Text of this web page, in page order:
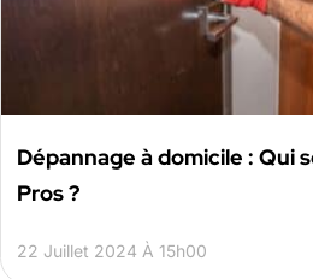
Dépannage à domicile : Qui
Pros ?
22 Juillet 2024 À 15h00